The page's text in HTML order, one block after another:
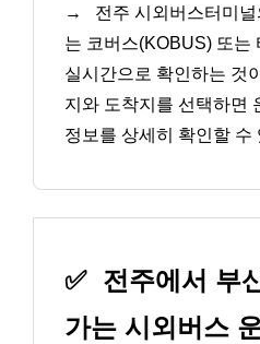
→
전주 시외버스터미
는 코버스(KOBUS) 또는
실시간으로 확인하는 것
지와 도착지를 선택하면
정보를 상세히 확인할 수
✅ 전주에서 부
가는 시외버스